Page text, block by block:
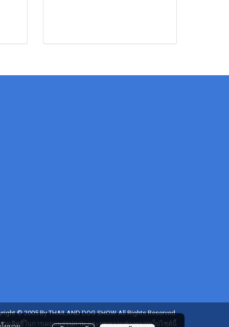
© 2005 By THAILAND DOG SHOW All Rights Reserved.
วนสิทธิ์ในการเผยแพร่รูปภาพ และบทความต่างๆจากเว็บไซต์นี้